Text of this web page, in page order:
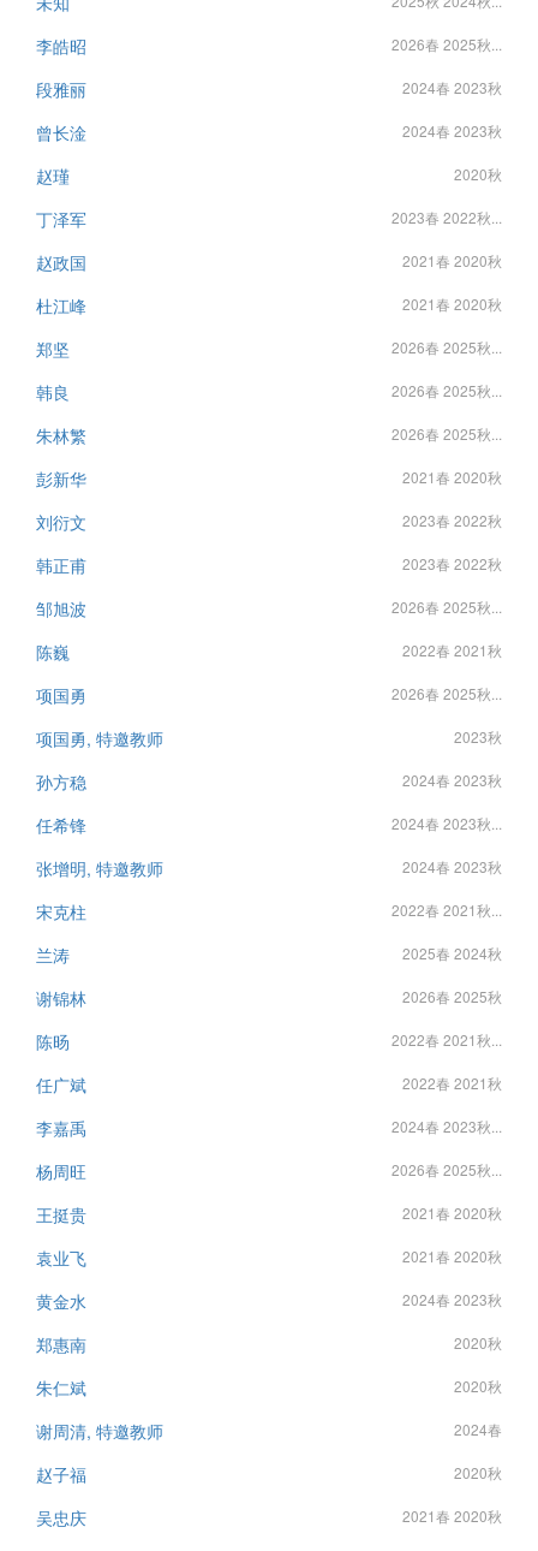
李皓昭 2026春 2025秋...
段雅丽 2024春 2023秋
曾长淦 2024春 2023秋
赵瑾 2020秋
丁泽军 2023春 2022秋...
赵政国 2021春 2020秋
杜江峰 2021春 2020秋
郑坚 2026春 2025秋...
韩良 2026春 2025秋...
朱林繁 2026春 2025秋...
彭新华 2021春 2020秋
刘衍文 2023春 2022秋
韩正甫 2023春 2022秋
邹旭波 2026春 2025秋...
陈巍 2022春 2021秋
项国勇 2026春 2025秋...
项国勇, 特邀教师 2023秋
孙方稳 2024春 2023秋
任希锋 2024春 2023秋...
张增明, 特邀教师 2024春 2023秋
宋克柱 2022春 2021秋...
兰涛 2025春 2024秋
谢锦林 2026春 2025秋
陈旸 2022春 2021秋...
任广斌 2022春 2021秋
李嘉禹 2024春 2023秋...
杨周旺 2026春 2025秋...
王挺贵 2021春 2020秋
袁业飞 2021春 2020秋
黄金水 2024春 2023秋
郑惠南 2020秋
朱仁斌 2020秋
谢周清, 特邀教师 2024春
赵子福 2020秋
吴忠庆 2021春 2020秋